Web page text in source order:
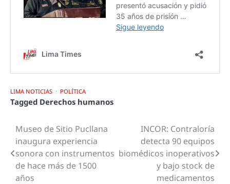
LIMA NOTICIAS POLÍTICA
Tagged Derechos humanos
Navegación
de
entradas
Museo de Sitio Pucllana
inaugura experiencia
sonora con instrumentos
de hace más de 1500
años
INCOR: Contraloría
detecta 90 equipos
biomédicos inoperativos
y bajo stock de
medicamentos